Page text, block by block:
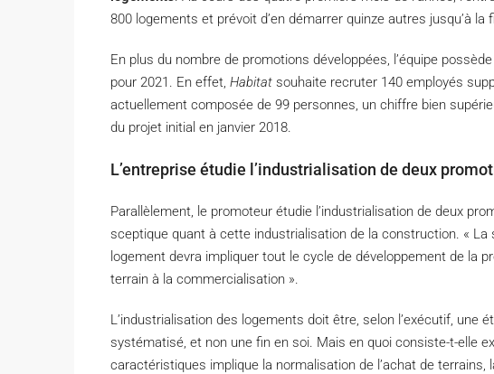
800 logements et prévoit d’en démarrer quinze autres jusqu’à la
En plus du nombre de promotions développées, l’équipe
pour 2021. En effet, Habitat souhaite recruter 140 employés
actuellement composée de 99 personnes, un chiffre bien
du projet initial en janvier 2018.
L’entreprise étudie l’industrialisation de deux
Parallèlement, le promoteur étudie l’industrialisation de deux
sceptique quant à cette industrialisation de la construction. «
logement devra impliquer tout le cycle de développement de la
terrain à la commercialisation ».
L’industrialisation des logements doit être, selon l’exécutif, une
systématisé, et non une fin en soi. Mais en quoi consiste-t-elle
caractéristiques implique la normalisation de l’achat de terrains,